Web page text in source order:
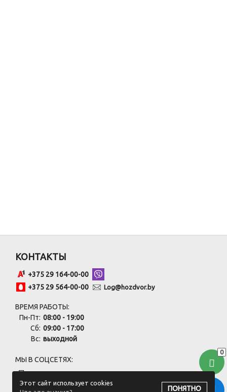
0
Этот сайт использует cookies
ПОНЯТНО
КОНТАКТЫ
+375 29 164-00-00
+375 29 564-00-00
Log@hozdvor.by
ВРЕМЯ РАБОТЫ:
Пн-Пт: 08:00 - 19:00
Сб: 09:00 - 17:00
Вс: выходной
МЫ В СОЦСЕТЯХ: